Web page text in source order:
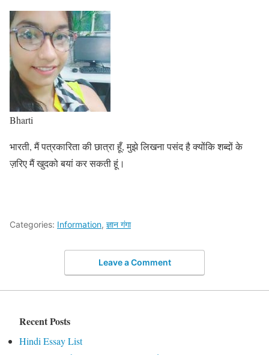
Bharti
भारती, मैं पत्रकारिता की छात्रा हूँ, मुझे लिखना पसंद है क्योंकि शब्दों के
ज़रिए मैं खुदको बयां कर सकती हूं।
Categories: Information, ज्ञान गंगा
Leave a Comment
Recent Posts
Hindi Essay List